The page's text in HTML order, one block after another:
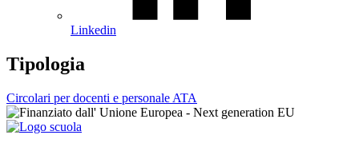
Linkedin
Tipologia
Circolari per docenti e personale ATA